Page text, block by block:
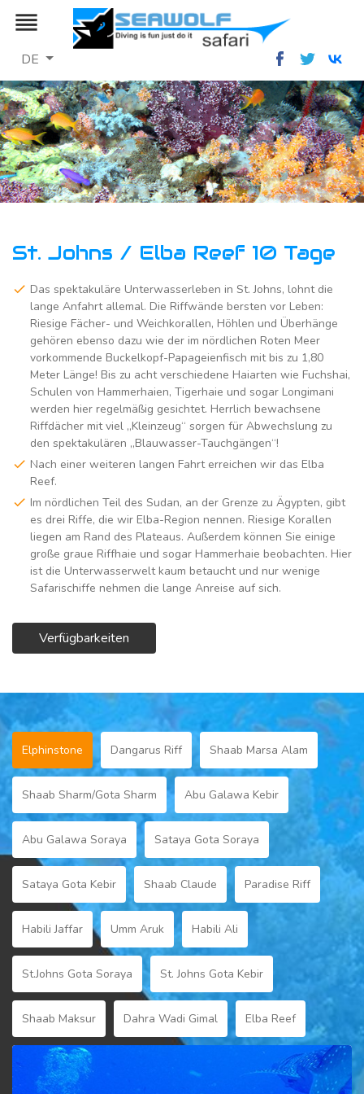
reorder
DE
St. Johns / Elba Reef 10 Tage
Das spektakuläre Unterwasserleben in St. Johns, lohnt die
lange Anfahrt allemal. Die Riffwände bersten vor Leben:
Riesige Fächer- und Weichkorallen, Höhlen und Überhänge
gehören ebenso dazu wie der im nördlichen Roten Meer
vorkommende Buckelkopf-Papageienfisch mit bis zu 1,80
Meter Länge! Bis zu acht verschiedene Haiarten wie Fuchshai,
Schulen von Hammerhaien, Tigerhaie und sogar Longimani
werden hier regelmäßig gesichtet. Herrlich bewachsene
Riffdächer mit viel „Kleinzeug“ sorgen für Abwechslung zu
den spektakulären „Blauwasser-Tauchgängen“!
Nach einer weiteren langen Fahrt erreichen wir das Elba
Reef.
Im nördlichen Teil des Sudan, an der Grenze zu Ägypten, gibt
es drei Riffe, die wir Elba-Region nennen. Riesige Korallen
liegen am Rand des Plateaus. Außerdem können Sie einige
große graue Riffhaie und sogar Hammerhaie beobachten. Hier
ist die Unterwasserwelt kaum betaucht und nur wenige
Safarischiffe nehmen die lange Anreise auf sich.
Verfügbarkeiten
Elphinstone Dangarus Riff Shaab Marsa Alam
Shaab Sharm/Gota Sharm Abu Galawa Kebir
Abu Galawa Soraya Sataya Gota Soraya
Sataya Gota Kebir Shaab Claude Paradise Riff
Habili Jaffar Umm Aruk Habili Ali
St.Johns Gota Soraya St. Johns Gota Kebir
Shaab Maksur Dahra Wadi Gimal Elba Reef